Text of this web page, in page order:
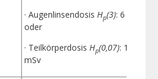
· Augenlinsendosis Hp(3): 6 mSv
oder
· Teilkörperdosis Hp(0,07): 150
mSv